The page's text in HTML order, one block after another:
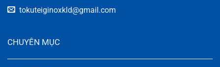
tokuteiginoxkld@gmail.com
CHUYÊN MỤC